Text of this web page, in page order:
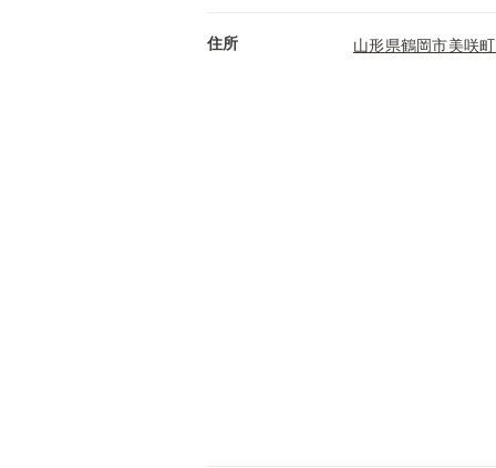
住所 山形県鶴岡市美咲